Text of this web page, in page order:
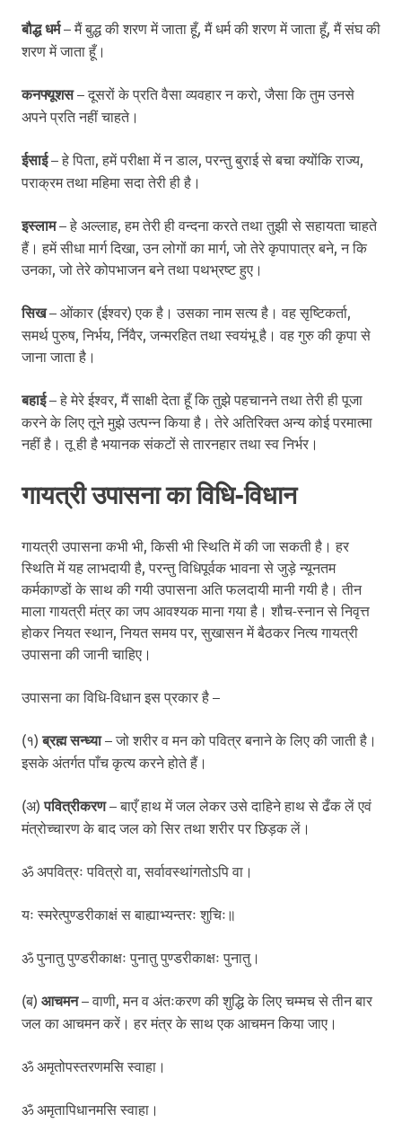
बौद्ध धर्म– मैं बुद्ध की शरण में जाता हूँ, मैं धर्म की शरण में जाता हूँ, मैं संघ की
शरण में जाता हूँ।
कनफ्यूशस– दूसरों के प्रति वैसा व्यवहार न करो, जैसा कि तुम उनसे
अपने प्रति नहीं चाहते।
ईसाई– हे पिता, हमें परीक्षा में न डाल, परन्तु बुराई से बचा क्योंकि राज्य,
पराक्रम तथा महिमा सदा तेरी ही है।
इस्लाम– हे अल्लाह, हम तेरी ही वन्दना करते तथा तुझी से सहायता चाहते
हैं। हमें सीधा मार्ग दिखा, उन लोगों का मार्ग, जो तेरे कृपापात्र बने, न कि
उनका, जो तेरे कोपभाजन बने तथा पथभ्रष्ट हुए।
सिख– ओंकार (ईश्वर) एक है। उसका नाम सत्य है। वह सृष्टिकर्ता,
समर्थ पुरुष, निर्भय, र्निवैर, जन्मरहित तथा स्वयंभू है। वह गुरु की कृपा से
जाना जाता है।
बहाई– हे मेरे ईश्वर, मैं साक्षी देता हूँ कि तुझे पहचानने तथा तेरी ही पूजा
करने के लिए तूने मुझे उत्पन्न किया है। तेरे अतिरिक्त अन्य कोई परमात्मा
नहीं है। तू ही है भयानक संकटों से तारनहार तथा स्व निर्भर।
गायत्री उपासना का विधि-विधान
गायत्री उपासना कभी भी, किसी भी स्थिति में की जा सकती है। हर
स्थिति में यह लाभदायी है, परन्तु विधिपूर्वक भावना से जुड़े न्यूनतम
कर्मकाण्डों के साथ की गयी उपासना अति फलदायी मानी गयी है। तीन
माला गायत्री मंत्र का जप आवश्यक माना गया है। शौच-स्नान से निवृत्त
होकर नियत स्थान, नियत समय पर, सुखासन में बैठकर नित्य गायत्री
उपासना की जानी चाहिए।
उपासना का विधि-विधान इस प्रकार है –
(१)ब्रह्म सन्ध्या– जो शरीर व मन को पवित्र बनाने के लिए की जाती है।
इसके अंतर्गत पाँच कृत्य करने होते हैं।
(अ)पवित्रीकरण– बाएँ हाथ में जल लेकर उसे दाहिने हाथ से ढँक लें एवं
मंत्रोच्चारण के बाद जल को सिर तथा शरीर पर छिड़क लें।
ॐ अपवित्रः पवित्रो वा, सर्वावस्थांगतोऽपि वा।
यः स्मरेत्पुण्डरीकाक्षं स बाह्याभ्यन्तरः शुचिः॥
ॐ पुनातु पुण्डरीकाक्षः पुनातु पुण्डरीकाक्षः पुनातु।
(ब) आचमन– वाणी, मन व अंतःकरण की शुद्धि के लिए चम्मच से तीन बार
जल का आचमन करें। हर मंत्र के साथ एक आचमन किया जाए।
ॐ अमृतोपस्तरणमसि स्वाहा।
ॐ अमृतापिधानमसि स्वाहा।